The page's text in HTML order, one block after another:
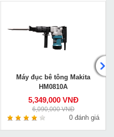
Máy đục bê tông Makita
HM0810A
5,349,000 VNĐ
6,090,000 VNĐ
0 đánh giá